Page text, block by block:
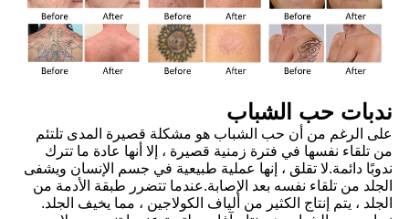
ندبات حب الشباب
على الرغم من أن حب الشباب هو مشكلة قصيرة المدى تلتئم
من تلقاء نفسها في فترة زمنية قصيرة ، إلا أنها عادة ما تترك
ندوبًا دائمة.لا تقلق ، إنها عملية طبيعية في جسم الإنسان ويشفى
الجلد من تلقاء نفسه بعد الإصابة.عندما تتضرر طبقة الأدمة من
الجلد ، يتم إنتاج الكثير من ألياف الكولاجين ، مما يخيف الجلد.